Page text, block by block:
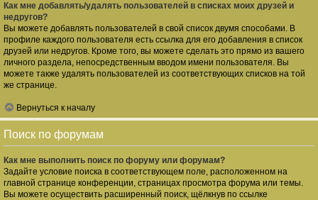
Как мне добавлять/удалять пользователей в списках моих друзей и
недругов?
Вы можете добавлять пользователей в свой список двумя способами. В
профиле каждого пользователя есть ссылка для его добавления в список
друзей или недругов. Кроме того, вы можете сделать это прямо из вашего
личного раздела, непосредственным вводом имени пользователя. Вы
можете также удалять пользователей из соответствующих списков на той
же странице.
Вернуться к началу
Поиск по форумам
Как мне выполнить поиск по форуму или форумам?
Задайте условие поиска в соответствующем поле, расположенном на
главной странице конференции, страницах просмотра форума или темы.
Вы можете осуществить расширенный поиск, щёлкнув по ссылке